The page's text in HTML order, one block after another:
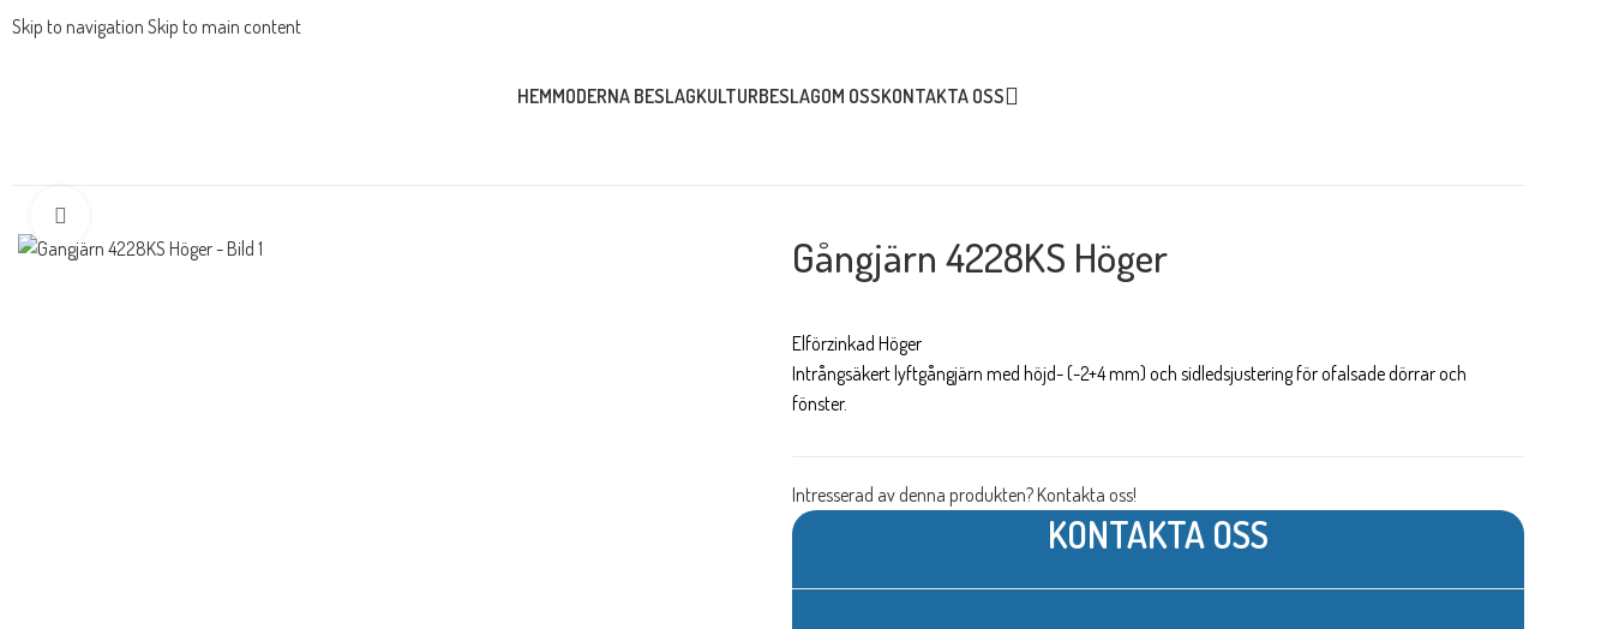
Skip to navigation Skip to main content
HEMMODERNA BESLAGKULTURBESLAGOM OSSKONTAKTA OSS
Gångjärn 4228KS Höger
Elförzinkad Höger
Intrångsäkert lyftgångjärn med höjd- (-2+4 mm) och sidledsjustering för ofalsade dörrar och
fönster.
Intresserad av denna produkten? Kontakta oss!
KONTAKTA OSS